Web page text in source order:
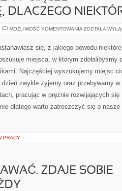
DLACZEGO
MOŻLIWOŚĆ KOMENTOWANIA BYĆ
ORAZ
TY
ZASTANAWIASZ
DLACZEGO
ZOSTAŁA
się, z jakiego powodu
miejsca, w którym zdołalibyśmy
Najczęściej wyszukujemy miejsc
zwykle żyjemy oraz przebywamy w
pracując w prężnie rozwijających się
dlatego warto zatroszczyć się o
PRACY
ZDAJE SOBIE